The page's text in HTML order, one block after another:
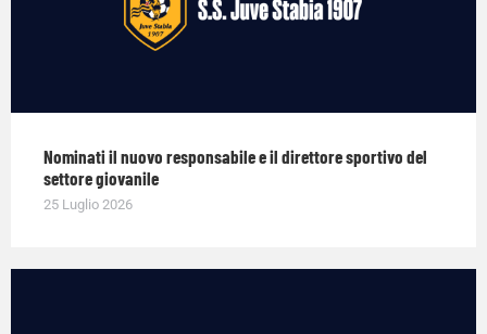
Nominati il nuovo responsabile e il direttore sportivo del
settore giovanile
25 Luglio 2026